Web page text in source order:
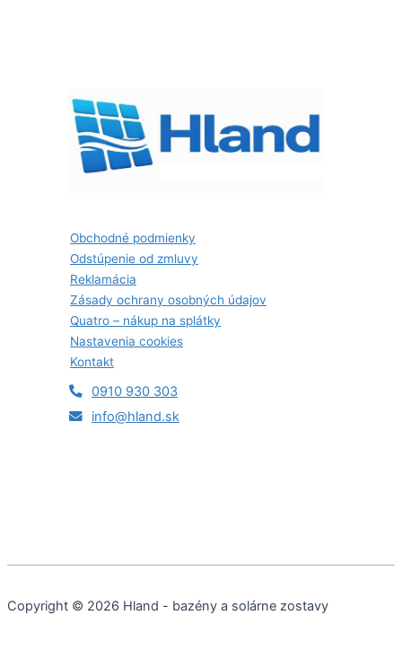
Obchodné podmienky
Odstúpenie od zmluvy
Reklamácia
Zásady ochrany osobných údajov
Quatro – nákup na splátky
Nastavenia cookies
Kontakt
0910 930 303
info@hland.sk
Copyright © 2026 Hland - bazény a solárne zostavy